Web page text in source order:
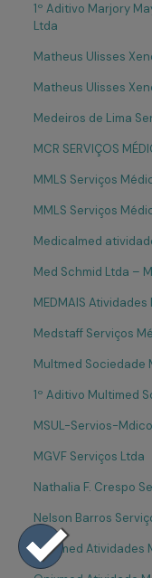
1º Aditivo Marjory
Ltda
Matheus Ulisses
Matheus Ulisses
Medeiros de Lima
MCR SERVIÇOS
MMLS Serviços
MMLS Serviços
Medicalmed
Med Schmid Ltda –
MEDMAIS
Medstaff Serviços
Multmed Sociedade
1º Aditivo Multimed
MSUL-Servios-
MGVF Serviços Ltda
Nathalia F. Crespo
Nelson Barros
Onixmed Atividades